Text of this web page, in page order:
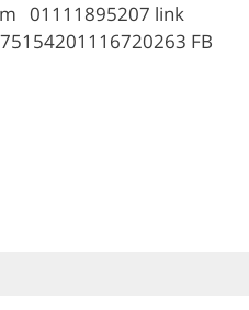
01111895207 link
FB